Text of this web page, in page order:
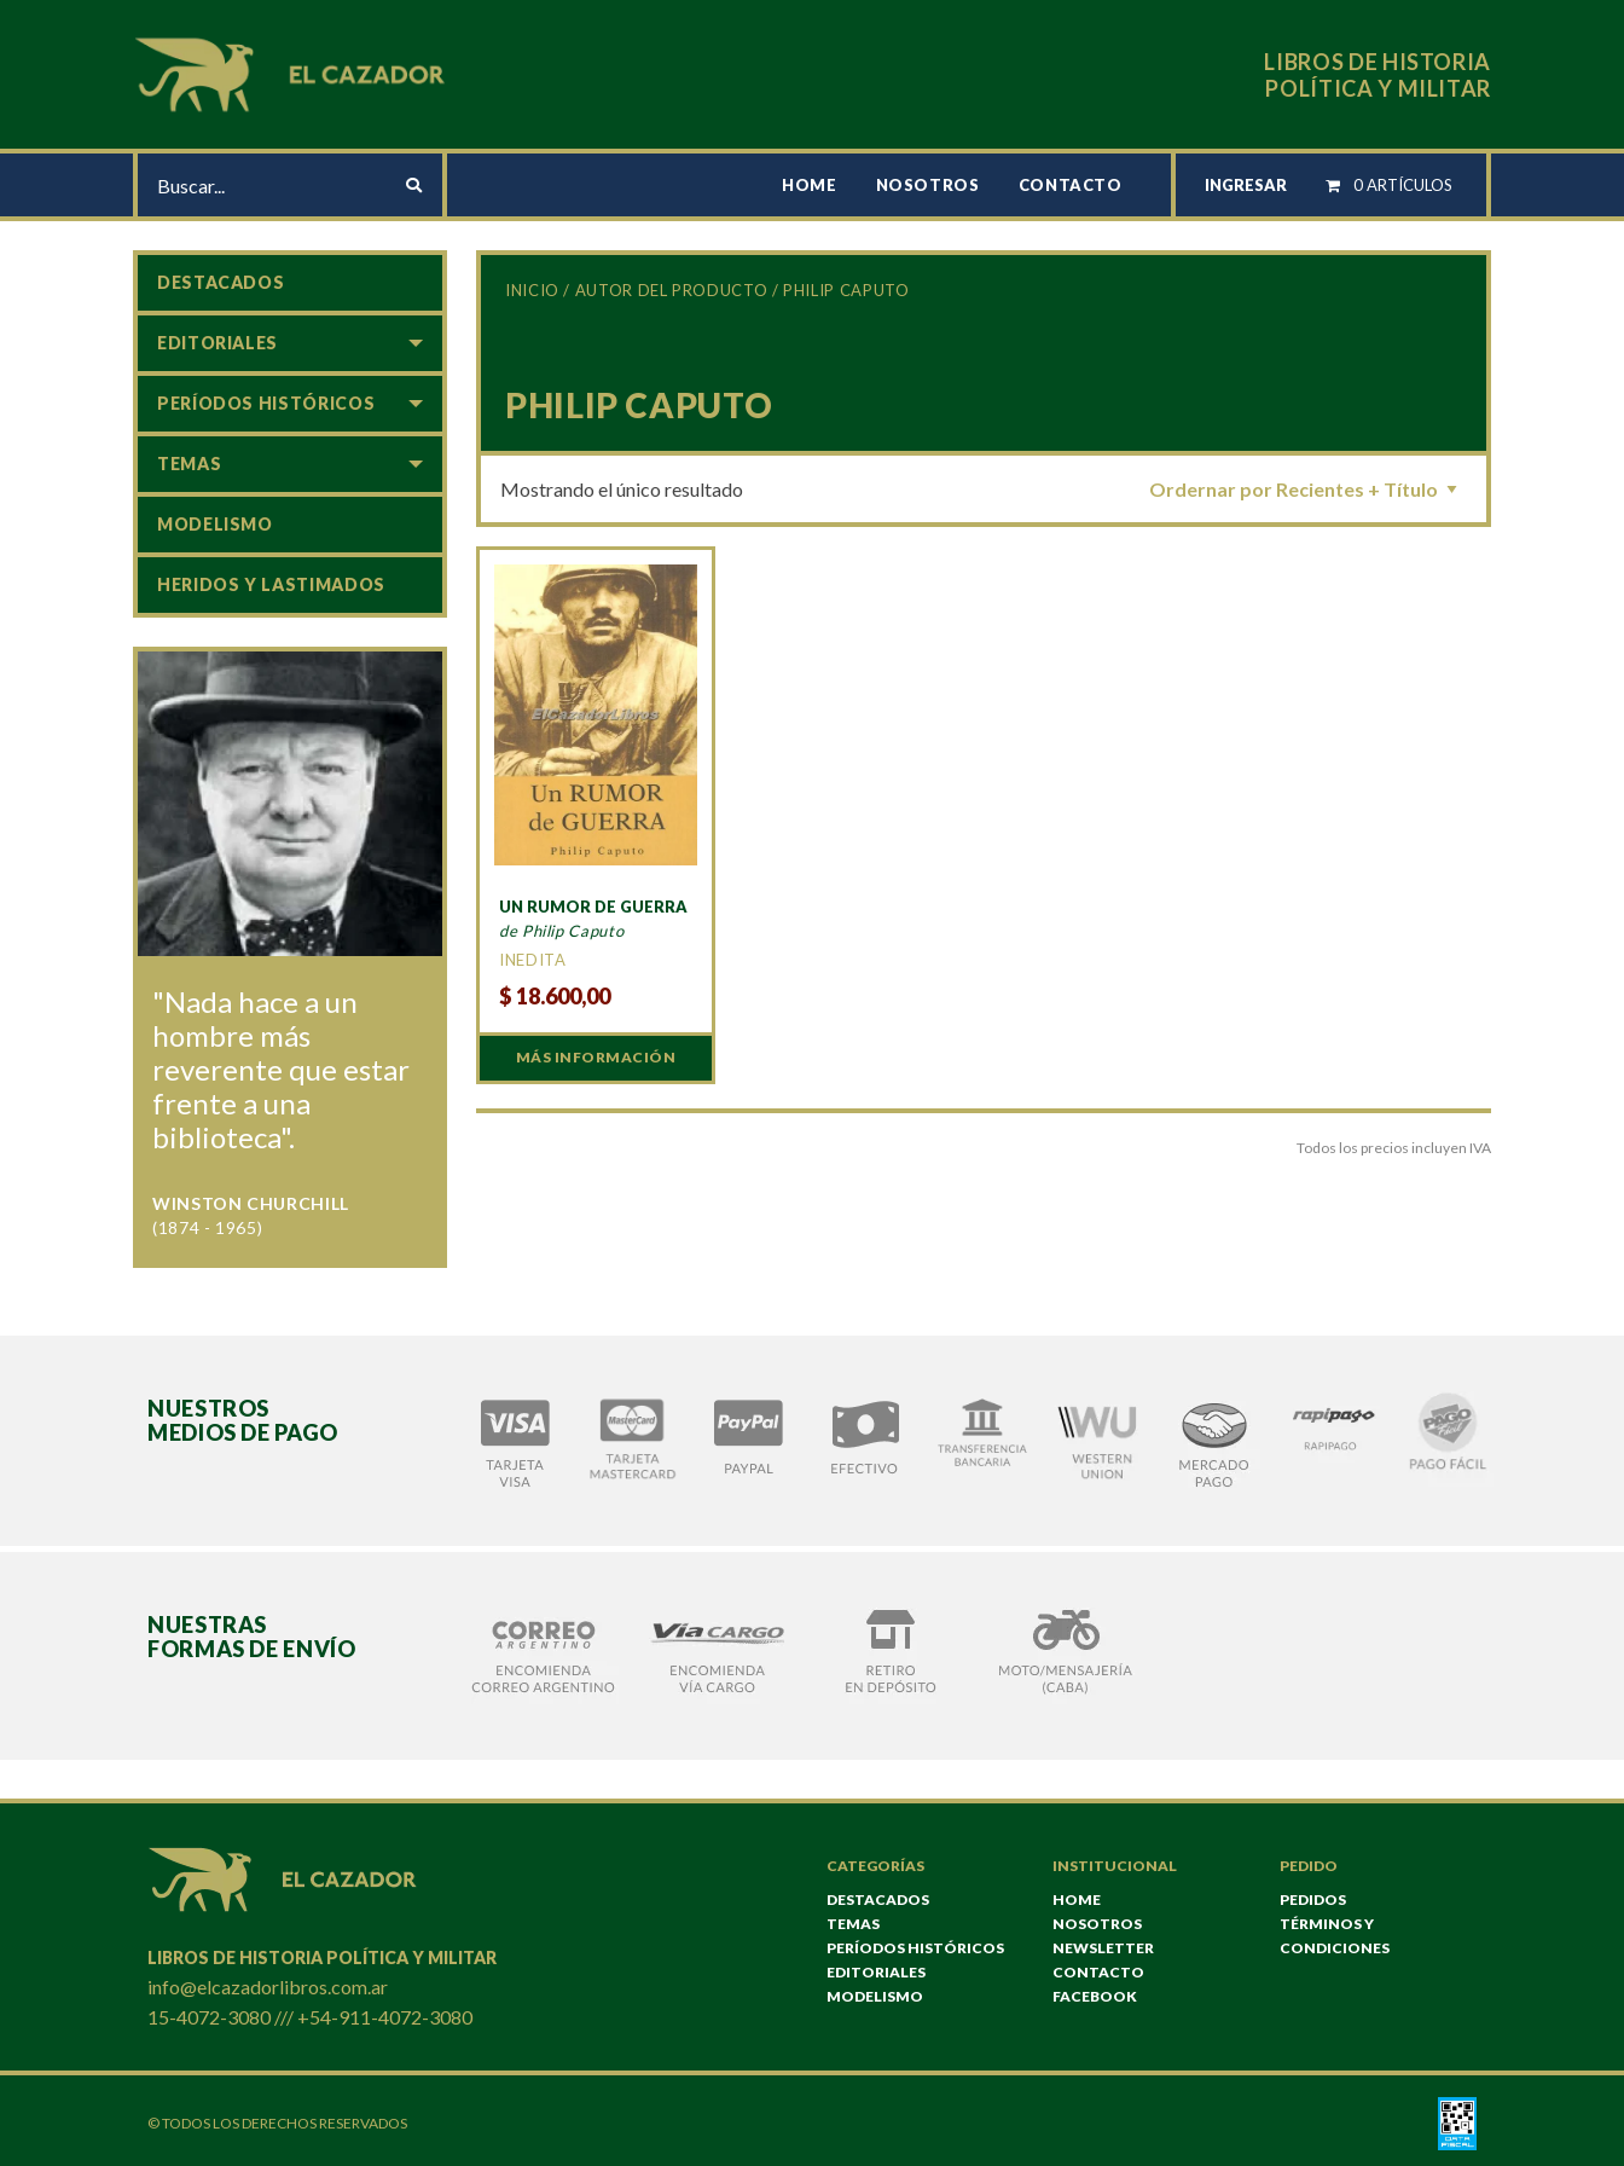
LIBROS DE HISTORIA
POLÍTICA Y MILITAR
HOME NOSOTROS CONTACTO INGRESAR 0 ARTÍCULOS
INICIO / AUTOR DEL PRODUCTO / PHILIP CAPUTO
PHILIP CAPUTO
Mostrando el único resultado
UN RUMOR DE GUERRA
de Philip Caputo
INEDITA
$ 18.600,00
MÁS INFORMACIÓN
Todos los precios incluyen IVA
DESTACADOS
EDITORIALES
PERÍODOS HISTÓRICOS
TEMAS
MODELISMO
HERIDOS Y LASTIMADOS
"Nada hace a un
hombre más
reverente que estar
frente a una
biblioteca".
WINSTON CHURCHILL
(1874 - 1965)
NUESTROS
MEDIOS DE PAGO
NUESTRAS
FORMAS DE ENVÍO
LIBROS DE HISTORIA POLÍTICA Y MILITAR
info@elcazadorlibros.com.ar
15-4072-3080 /// +54-911-4072-3080
CATEGORÍAS
DESTACADOS
TEMAS
PERÍODOS HISTÓRICOS
EDITORIALES
MODELISMO
INSTITUCIONAL
HOME
NOSOTROS
NEWSLETTER
CONTACTO
FACEBOOK
PEDIDO
PEDIDOS
TÉRMINOS Y
CONDICIONES
© TODOS LOS DERECHOS RESERVADOS